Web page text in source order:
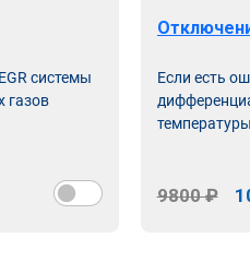
системы
газов
Если есть
9800 ₽